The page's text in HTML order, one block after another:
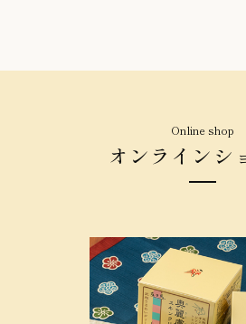
Online shop
オンラインシ